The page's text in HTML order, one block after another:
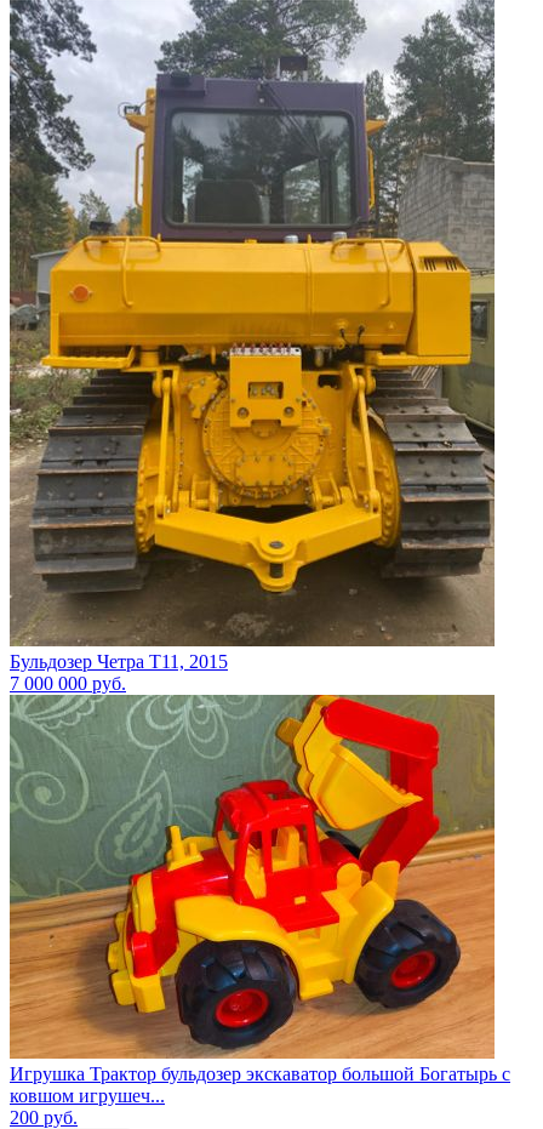
Бульдозер Четра Т11, 2015
7 000 000 руб.
Игрушка Трактор бульдозер экскаватор большой Богатырь с
ковшом игрушеч...
200 руб.